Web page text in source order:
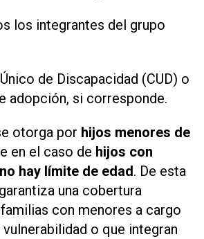
los integrantes del grupo
de Discapacidad (CUD) o
adopción, si corresponde.
otorga por hijos menores de
en el caso de hijos con
no hay límite de edad. De esta
una cobertura
con menores a cargo
o que integran